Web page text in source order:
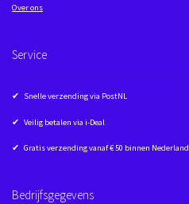
Over ons
Service
✔ Snelle verzending via PostNL
✔ Veilig betalen via i-Deal
✔ Gratis verzending vanaf € 50 binnen Nederland
Bedrijfsgegevens